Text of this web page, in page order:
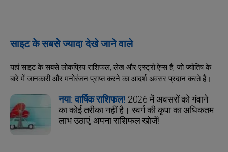
साइट के सबसे ज्यादा देखे जाने वाले
यहां साइट के सबसे लोकप्रिय राशिफल, लेख और एस्ट्रो ऐप्स हैं, जो ज्योतिष के
बारे में जानकारी और मनोरंजन प्राप्त करने का आदर्श अवसर प्रदान करते हैं।
नया: वार्षिक राशिफल! 2026 में अवसरों को गंवाने
का कोई तरीका नहीं है। स्वर्ग की कृपा का अधिकतम
लाभ उठाएं, अपना राशिफल खोजें!